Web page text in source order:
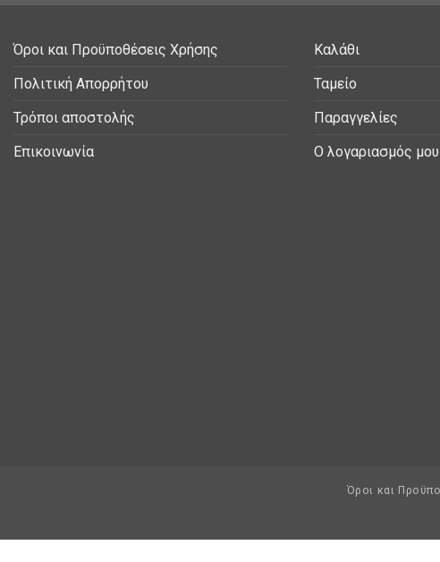
Όροι και Προϋποθέσεις Χρήσης
Πολιτική Απορρήτου
Τρόποι αποστολής
Επικοινωνία
Καλάθι
Ταμείο
Παραγγελίες
Ο λογαριασμός μου
Όροι και